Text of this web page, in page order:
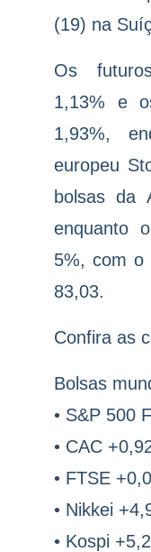
(19) na
Os
1,13% e
1,93%,
europeu
bolsas da
enquanto
5%, com o
83,03.
Confira as
Bolsas
• S&P 500
• CAC
• FTSE
• Nikkei
• Kospi